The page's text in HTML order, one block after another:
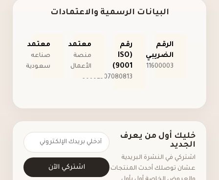
البيانات الرسمية والاعتمادات
الرقم
الضريبي
300518611600003
رقم
(ISO
9001)
30602507080813
معتمد
منصة
الأعمال
معتمد
صناعه
سعودية
خليك أول من يعرف
الجديد
اشتركي في النشرة البريدية
عشان توصلك أحدث المنتجات
اشتركي الآن